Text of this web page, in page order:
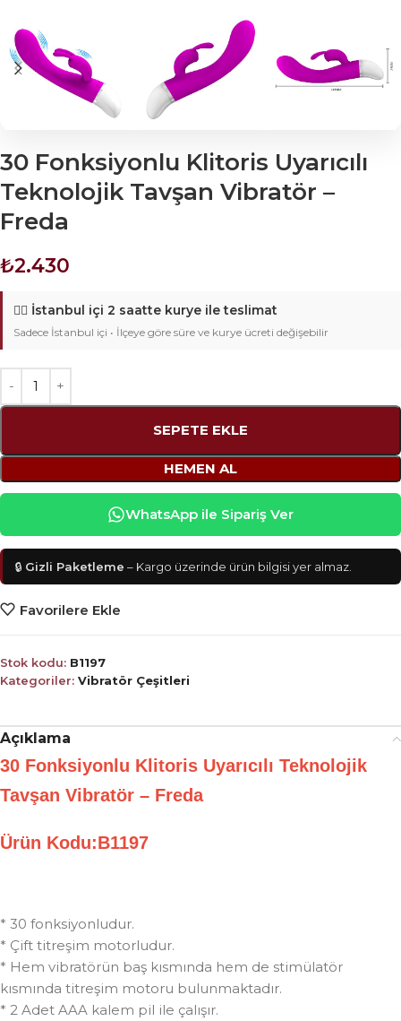
30 Fonksiyonlu Klitoris Uyarıcılı
Teknolojik Tavşan Vibratör –
Freda
₺2.430
🚴‍♂️ İstanbul içi 2 saatte kurye ile teslimat
Sadece İstanbul içi • İlçeye göre süre ve kurye ücreti değişebilir
SEPETE EKLE
HEMEN AL
WhatsApp ile Sipariş Ver
🔒 Gizli Paketleme – Kargo üzerinde ürün bilgisi yer almaz.
Favorilere Ekle
Stok kodu: B1197
Kategoriler: Vibratör Çeşitleri
Açıklama
30 Fonksiyonlu Klitoris Uyarıcılı Teknolojik
Tavşan Vibratör – Freda
Ürün Kodu:B1197
* 30 fonksiyonludur.
* Çift titreşim motorludur.
* Hem vibratörün baş kısmında hem de stimülatör
kısmında titreşim motoru bulunmaktadır.
* 2 Adet AAA kalem pil ile çalışır.